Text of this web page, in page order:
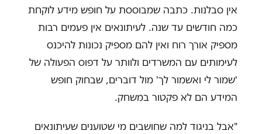
אין סבלנות. כתבה שמבוססת על חופש מידע לוקחת
כמה חודשים עד שנה. לעיתונאים אין פעמים רבות
מספיק אורך רוח ואין להם מספיק נכונות להיכנס
לעימותים עם המשרדים ולוותר על דפוס הפעולה של
'שמור לי ואשמור לך' מול דוברים, שבחוק חופש
המידע הם לא פקטור במשחק.
"אבל בניגוד למה שחושבים מי שטוענים שעיתונאים